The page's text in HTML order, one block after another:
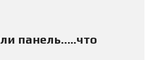
панель…..что